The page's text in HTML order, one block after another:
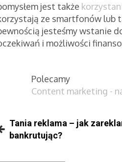
jest także
ze smartfonów lub
jesteśmy wstanie
i możliwości
Polecamy
Content marketing -
Tania reklama – jak
bankrutując?